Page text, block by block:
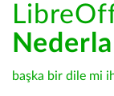
başka bir dile mi